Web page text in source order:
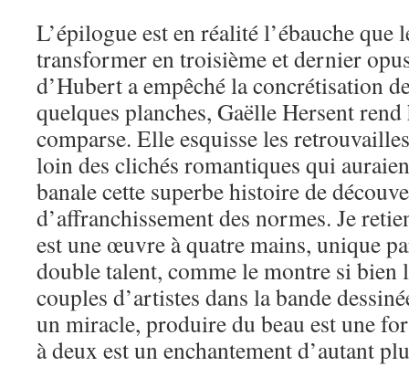
L’épilogue est en réalité l’ébauche que
transformer en troisième et dernier
d’Hubert a empêché la concrétisation
quelques planches, Gaëlle Hersent
comparse. Elle esquisse les
loin des clichés romantiques qui
banale cette superbe histoire de
d’affranchissement des normes. Je
est une œuvre à quatre mains, unique
double talent, comme le montre si bien
couples d’artistes dans la bande
un miracle, produire du beau est une
à deux est un enchantement d’autant